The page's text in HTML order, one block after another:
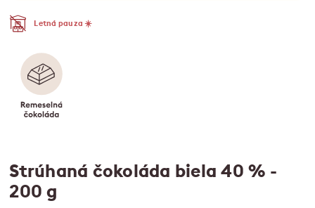
Strúhaná čokoláda biela 40 % -
200 g
Letná pauza ☀️